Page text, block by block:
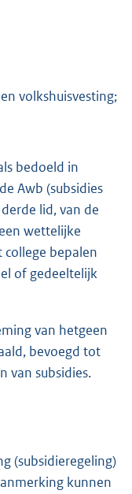
volkshuisvesting;
bedoeld in
Awb (subsidies
lid, van de
wettelijke
college bepalen
of gedeeltelijk
van hetgeen
bevoegd tot
van subsidies.
(subsidieregeling)
kunnen